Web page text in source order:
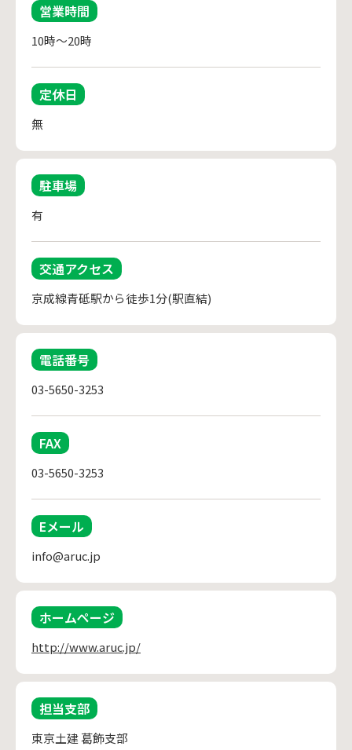
営業時間
10時～20時
定休日
無
駐車場
有
交通アクセス
京成線青砥駅から徒歩1分(駅直結)
電話番号
03-5650-3253
FAX
03-5650-3253
Eメール
info@aruc.jp
ホームページ
http://www.aruc.jp/
担当支部
東京土建 葛飾支部